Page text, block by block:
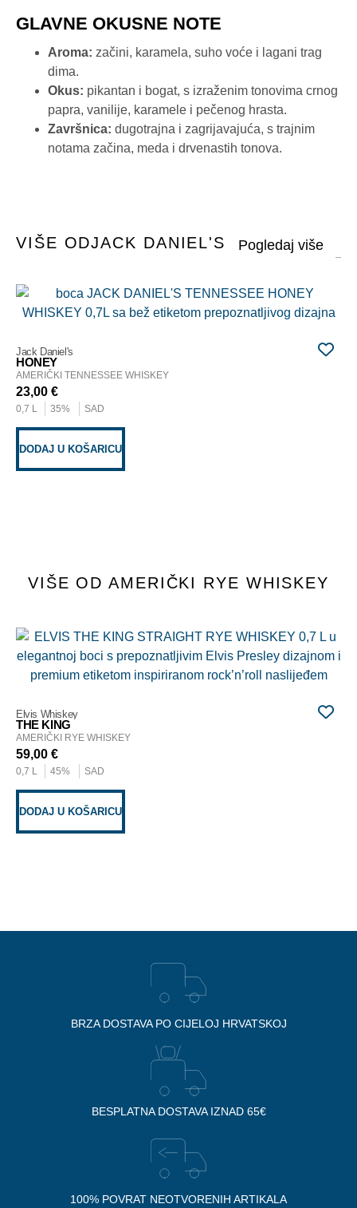
GLAVNE OKUSNE NOTE
Aroma: začini, karamela, suho voće i lagani trag
dima.
Okus: pikantan i bogat, s izraženim tonovima crnog
papra, vanilije, karamele i pečenog hrasta.
Završnica: dugotrajna i zagrijavajuća, s trajnim
notama začina, meda i drvenastih tonova.
VIŠE ODJACK DANIEL'S
Jack Daniel's
HONEY
AMERIČKI TENNESSEE WHISKEY
23,00 €
0,7 L 35% SAD
DODAJ U KOŠARICU
VIŠE OD AMERIČKI RYE WHISKEY
Elvis Whiskey
THE KING
AMERIČKI RYE WHISKEY
59,00 €
0,7 L 45% SAD
DODAJ U KOŠARICU
BRZA DOSTAVA PO CIJELOJ HRVATSKOJ
BESPLATNA DOSTAVA IZNAD 65€
100% POVRAT NEOTVORENIH ARTIKALA